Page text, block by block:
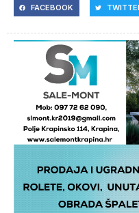
FACEBOOK